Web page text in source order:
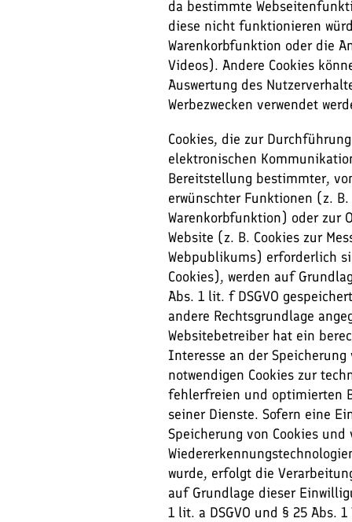
da bestimmte
diese nicht funktionieren
Warenkorbfunktion oder die
Videos). Andere Cookies
Auswertung des
Werbezwecken verwendet
Cookies, die zur
elektronischen
Bereitstellung bestimmter,
erwünschter Funktionen (z.
Warenkorbfunktion) oder zur
Website (z. B. Cookies zur
Webpublikums) erforderlich
Cookies), werden auf
Abs. 1 lit. f DSGVO
andere Rechtsgrundlage
Websitebetreiber hat ein
Interesse an der Speicherung
notwendigen Cookies zur
fehlerfreien und optimierten
seiner Dienste. Sofern eine
Speicherung von Cookies
wurde, erfolgt die
auf Grundlage dieser
1 lit. a DSGVO und § 25 Abs. 1